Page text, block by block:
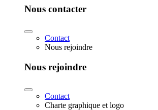
Nous contacter
Contact
Nous rejoindre
Nous rejoindre
Contact
Charte graphique et logo